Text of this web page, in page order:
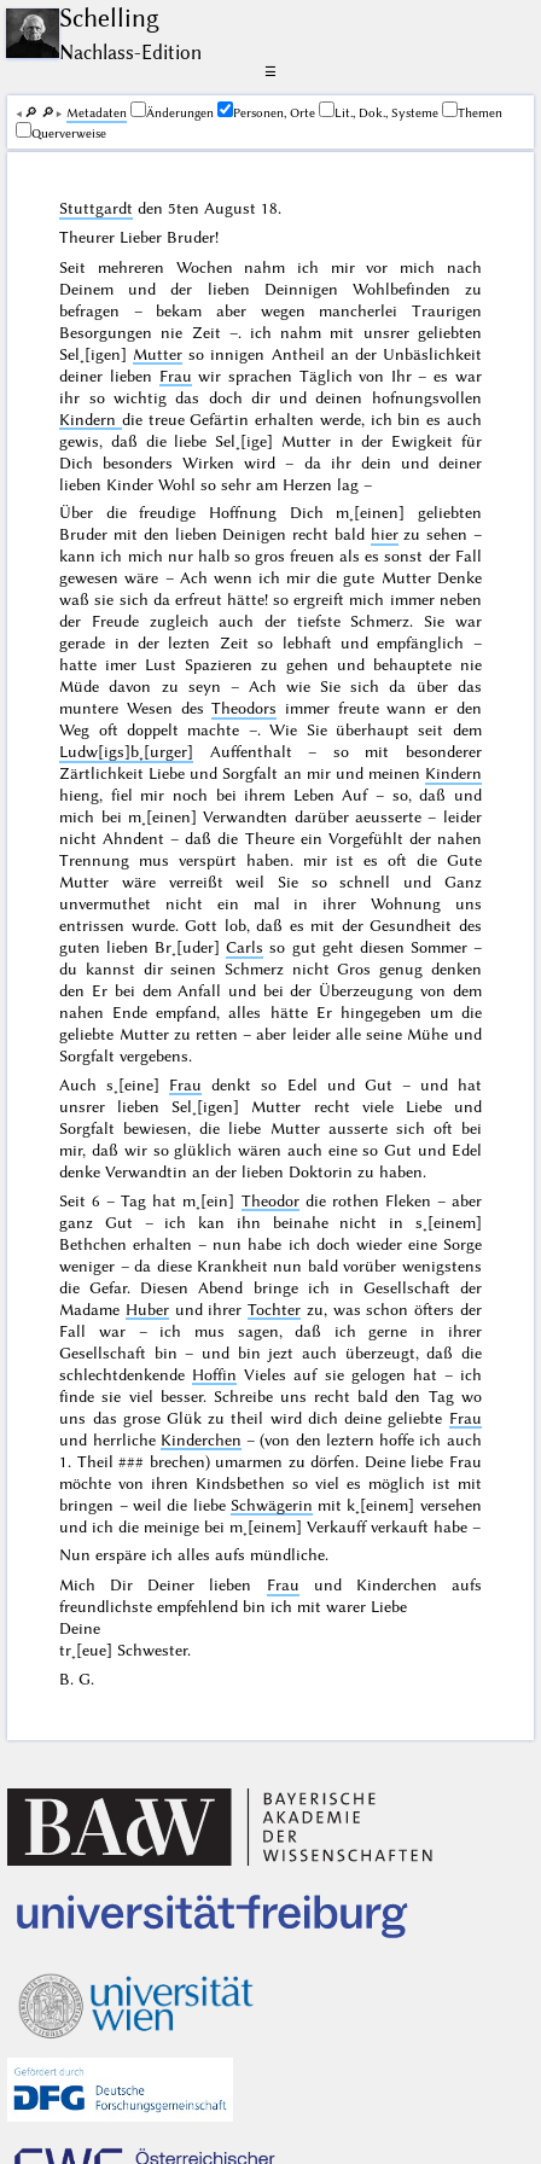
Schelling
Nachlass-Edition
☰
🔎︎ 🔎︎ Me­ta­da­ten Änderungen Personen, Orte Lit., Dok., Systeme
Themen
Querverweise
Stuttgardt den5ten August 18.
Theurer Lieber Bruder!
Seit mehreren Wochen nahm ich mir vor mich nach
Deinem und der lieben Deinnigen Wohlbefinden zu
befragen – bekam aber wegen mancherlei Traurigen
Besorgungen nie Zeit –. ich nahm mit unsrer geliebten
Sel˖[igen] Mutter so innigen Antheil an der Unbäslichkeit
deiner lieben Frau wir sprachen Täglich von Ihr – es war
ihr so wichtig das doch dir und deinen hofnungsvollen
Kindern die treue Gefärtin erhalten werde, ich bin es auch
gewis, daß die liebe Sel˖[ige] Mutter in der Ewigkeit für
Dich besonders Wirken wird – da ihr dein und deiner
lieben Kinder Wohl so sehr am Herzen lag –
Über die freudige Hoffnung Dich m˖[einen] geliebten
Bruder mit den lieben Deinigen recht bald hierzu sehen –
kann ich mich nur halb so gros freuen als es sonst der Fall
gewesen wäre – Ach wenn ich mir die gute Mutter Denke
waß sie sich da erfreut hätte! so ergreift mich immer neben
der Freude zugleich auch der tiefste Schmerz. Sie war
gerade in der lezten Zeit so lebhaft undempfänglich –
hatte imer Lust Spazieren zu gehen und behauptete nie
Müde davon zu seyn – Ach wie Sie sich da über das
muntere Wesen desTheodors immer freute wann er den
Weg oft doppelt machte –. Wie Sieüberhaupt seit dem
Ludw[igs]b˖[urger] Auffenthalt – so mit besonderer
Zärtlichkeit Liebe und Sorgfalt an mir und meinen Kindern
hieng, fiel mir noch bei ihrem Leben Auf – so, daß und
mich bei m˖[einen] Verwandten darüber aeusserte – leider
nicht Ahndent – daß die Theure ein Vorgefühlt der nahen
Trennung mus verspürt haben. mir ist es oft die Gute
Mutter wäre verreißt weil Sie so schnell und Ganz
unvermuthet nicht ein mal in ihrer Wohnung uns
entrissen wurde. Gott lob, daß es mit der Gesundheit des
guten lieben Br˖[uder]Carls so gut geht diesen Sommer–
du kannst dir seinen Schmerz nicht Gros genug denken
den Er bei dem Anfall und bei der Überzeugung von dem
nahen Ende empfand,alles hätte Er hingegeben um die
geliebte Mutter zu retten – aber leider alle seine Mühe und
Sorgfalt vergebens.
Auch s˖[eine] Frau denkt so Edel und Gut – und hat
unsrer lieben Sel˖[igen] Mutter recht viele Liebe und
Sorgfalt bewiesen, die liebe Mutter ausserte sich oft bei
mir, daß wir so glüklich wären auch eine so Gut und Edel
denke Verwandtin an der lieben Doktorin zu haben.
Seit 6 – Tag hat m˖[ein] Theodordie rothen Fleken – aber
ganz Gut – ich kan ihn beinahe nicht in s˖[einem]
Bethchen erhalten – nun habe ich doch wieder eine Sorge
weniger – da diese Krankheit nun bald vorüber wenigstens
die Gefar. Diesen Abend bringe ich in Gesellschaft der
Madame Huberund ihrerTochter zu, was schon öfters der
Fall war – ich mus sagen, daß ich gerne in ihrer
Gesellschaft bin – und bin jezt auch überzeugt, daß die
schlechtdenkende Hoffin Vieles auf sie gelogen hat – ich
finde sie viel besser. Schreibe uns recht bald den Tag wo
uns das grose Glük zu theil wird dich deine geliebte Frau
und herrliche Kinderchen – (von den leztern hoffe ich auch
1. Theil### brechen) umarmen zu dörfen. Deine liebe Frau
möchte von ihren Kindsbethen so viel es möglich ist mit
bringen – weil die liebe Schwägerin mit k˖[einem] versehen
und ich die meinige bei m˖[einem] Verkauff verkauft habe –
Nun erspäre ich alles aufs mündliche.
Mich Dir Deiner lieben Frau und Kinderchen aufs
freundlichste empfehlend bin ich mit warer Liebe
Deine
tr˖[eue] Schwester.
B. G.